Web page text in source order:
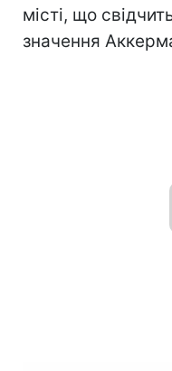
місті, що
значення